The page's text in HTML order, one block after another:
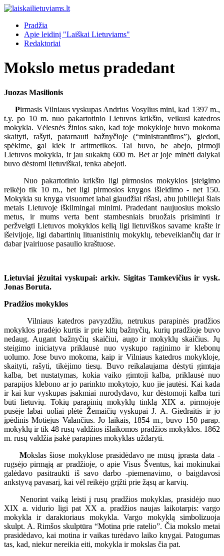
Pradžia
Apie leidinį "Laiškai Lietuviams"
Redaktoriai
Mokslo metus pradedant
Juozas Masilionis
Pirmasis Vilniaus vyskupas Andrius Vosylius mini, kad 1397 m.,
t.y. po 10 m. nuo pakartotinio Lietuvos krikšto, veikusi katedros
mokykla. Vėlesnės žinios sako, kad toje mokykloje buvo mokoma
skaityti, rašyti, patarnauti bažnyčioje (“ministrantūros”), giedoti,
spėkime, gal kiek ir aritmetikos. Tai buvo, be abejo, pirmoji
Lietuvos mokykla, ir jau sukaktų 600 m. Bet ar joje minėti dalykai
buvo dėstomi lietuviškai, tenka abejoti.
Nuo pakartotinio krikšto ligi pirmosios mokyklos įsteigimo
reikėjo tik 10 m., bet ligi pirmosios knygos išleidimo - net 150.
Mokykla su knyga visuomet labai glaudžiai rišasi, abu jubiliejai šiais
metais Lietuvoje iškilmingai minimi. Pradedant naujuosius mokslo
metus, ir mums verta bent stambesniais bruožais prisiminti ir
peržvelgti Lietuvos mokyklos kelią ligi lietuviškos savame krašte ir
išeivijoje, ligi dabartinių lituanistinių mokyklų, tebeveikiančių dar ir
dabar įvairiuose pasaulio kraštuose.
Lietuviai jėzuitai vyskupai: arkiv. Sigitas Tamkevičius ir vysk.
Jonas Boruta.
Pradžios mokyklos
Vilniaus katedros pavyzdžiu, netrukus parapinės pradžios
mokyklos pradėjo kurtis ir prie kitų bažnyčių, kurių pradžioje buvo
nedaug. Augant bažnyčių skaičiui, augo ir mokyklų skaičius. Jų
steigimo iniciatyva priklausė nuo vyskupo raginimo ir klebonų
uolumo. Jose buvo mokoma, kaip ir Vilniaus katedros mokykloje,
skaityti, rašyti, tikėjimo tiesų. Buvo reikalaujama dėstyti gimtąja
kalba, bet nustatymas, kokia vaiko gimtoji kalba, priklausė nuo
parapijos klebono ar jo parinkto mokytojo, kuo jie jautėsi. Kai kada
ir kai kur vyskupas įsakmiai nurodydavo, kur dėstomoji kalba turi
būti lietuvių. Tokių parapinių mokyklų tinklą XIX a. pirmojoje
pusėje labai uoliai plėtė Žemaičių vyskupai J. A. Giedraitis ir jo
įpėdinis Motiejus Valančius. Jo laikais, 1854 m., buvo 150 parap.
mokyklų ir tik 48 rusų valdžios išlaikomos pradžios mokyklos. 1862
m. rusų valdžia įsakė parapines mokyklas uždaryti.
Mokslas šiose mokyklose prasidėdavo ne mūsų įprasta data -
rugsėjo pirmąją ar pradžioje, o apie Visus Šventus, kai mokinukai
galėdavo pasitraukti iš savo darbo -piemenavimo, o baigdavosi
ankstyvą pavasarį, kai vėl reikėjo grįžti prie žąsų ar karvių.
Nenorint vaiką leisti į rusų pradžios mokyklas, prasidėjo nuo
XIX a. vidurio ligi pat XX a. pradžios naujas laikotarpis: vargo
mokykla ir daraktoriaus mokykla. Vargo mokyklą simbolizuoja
skulpt. A. Rimšos skulptūra “Motina prie ratelio”. Čia mokslo metai
prasidėdavo, kai motina ir vaikas turėdavo laiko knygai. Patogumas
tas, kad, niekur nereikia eiti, mokykla ir mokslas čia pat.